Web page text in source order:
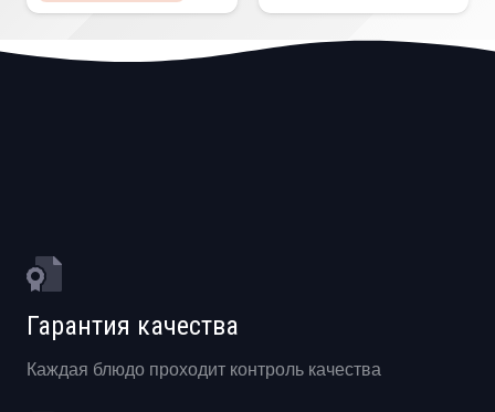
Гарантия качества
Каждая блюдо проходит контроль качества